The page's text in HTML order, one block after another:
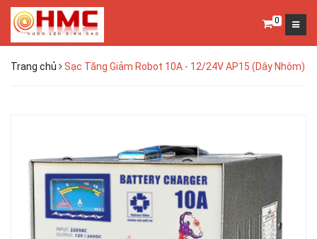
0
Trang chủ Sạc Tăng Giảm Robot 10A - 12/24V AP15 (Dây Nhôm)